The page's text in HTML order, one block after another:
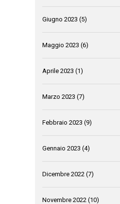
Giugno 2023 (5)
Maggio 2023 (6)
Aprile 2023 (1)
Marzo 2023 (7)
Febbraio 2023 (9)
Gennaio 2023 (4)
Dicembre 2022 (7)
Novembre 2022 (10)